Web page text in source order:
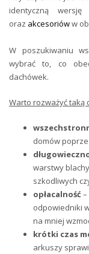
identyczną
oraz akcesorióww
W poszukiwaniu
wybrać to, co
dachówek.
Warto rozważyć taką
domów
warstwy
szkodliwych
opłacalność
odpowiedniki
na mniej
krótki czas
arkuszy